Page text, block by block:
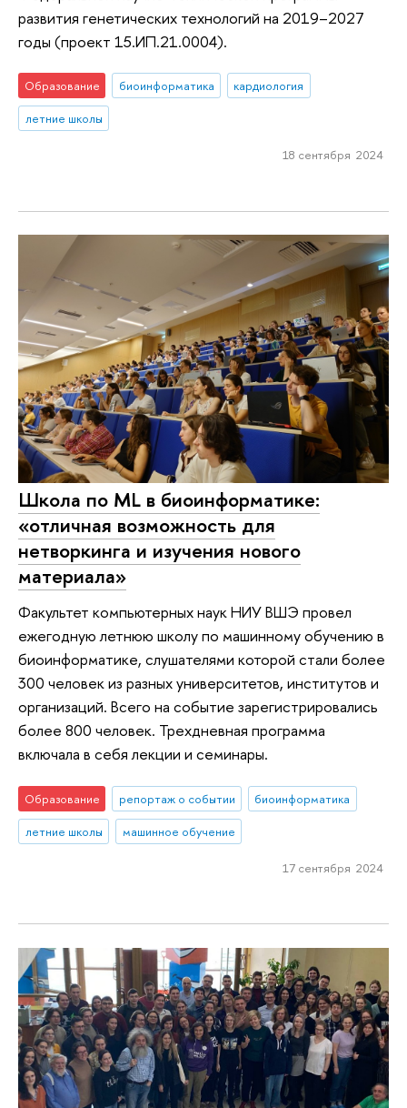
развития генетических технологий на 2019–2027
годы (проект 15.ИП.21.0004).
Образование биоинформатика
кардиология
летние школы
18 сентября 2024
Школа по ML в биоинформатике:
«отличная возможность для
нетворкинга и изучения нового
материала»
Факультет компьютерных наук НИУ ВШЭ провел
ежегодную летнюю школу по машинному обучению в
биоинформатике, слушателями которой стали более
300 человек из разных университетов, институтов и
организаций. Всего на событие зарегистрировались
более 800 человек. Трехдневная программа
включала в себя лекции и семинары.
Образование репортаж о событии
биоинформатика
летние школы
машинное обучение
17 сентября 2024